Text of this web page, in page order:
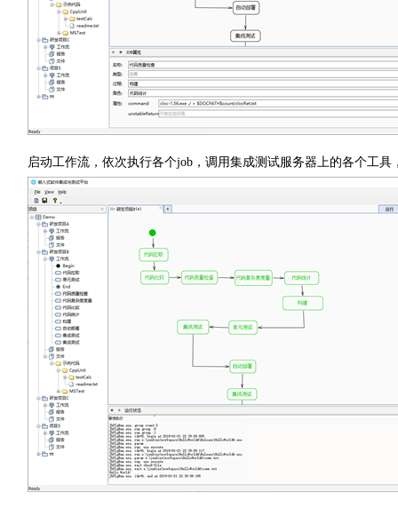
启动工作流，依次执行各个job，调用集成测试服务器上的各个工